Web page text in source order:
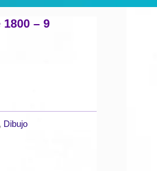
– 9
Dibujo